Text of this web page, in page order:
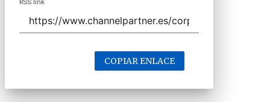
RSS link
COPIAR ENLACE